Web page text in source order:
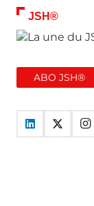
JSH®
ABO JSH®